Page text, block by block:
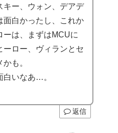
キー、ウォン、デアデ
面白かったし、これか
ーは、まずはMCUに
ーロー、ヴィランとセ
も。
白いなあ…。
返信